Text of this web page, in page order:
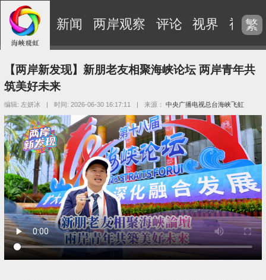
新闻 两岸观察 评论 视界 视频
繁
【两岸新发现】新朋老友相聚海峡论坛 两岸青年共
筑美好未来
编辑: 左妍冰 | 时间: 2026-06-30 16:17:11 | 来源：中央广播电视总台海峡飞虹